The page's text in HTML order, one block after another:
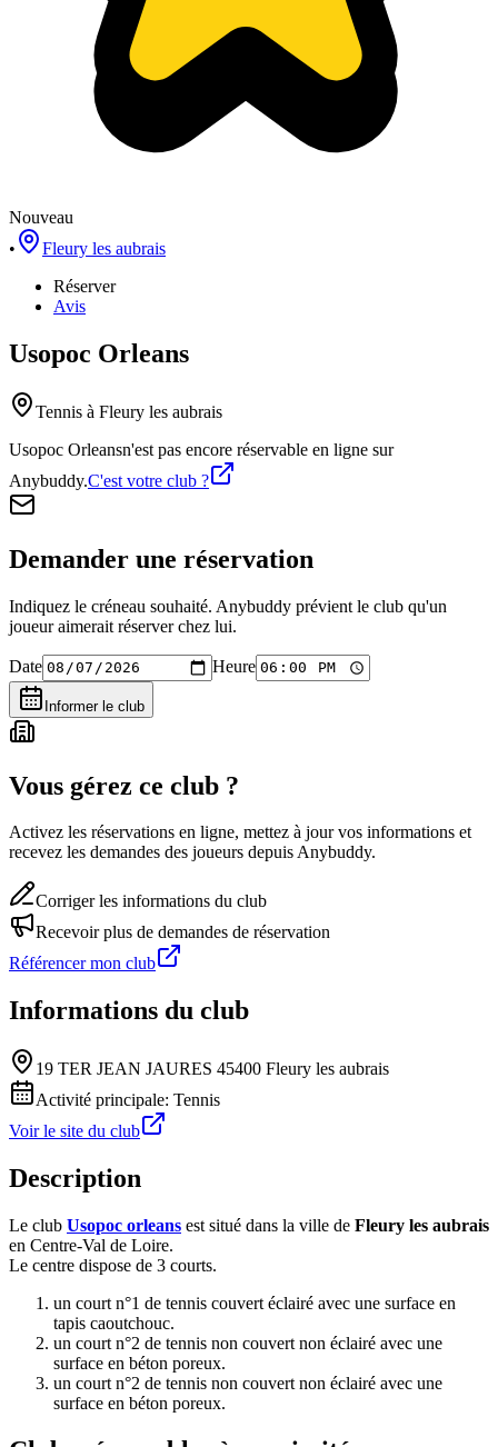
Nouveau
•
Fleury les aubrais
Réserver
Avis
Usopoc Orleans
Tennis à Fleury les aubrais
Usopoc Orleansn'est pas encore réservable en ligne sur
Anybuddy.C'est votre club ?
Demander une réservation
Indiquez le créneau souhaité. Anybuddy prévient le club qu'un
joueur aimerait réserver chez lui.
Date Heure
Informer le club
Vous gérez ce club ?
Activez les réservations en ligne, mettez à jour vos informations et
recevez les demandes des joueurs depuis Anybuddy.
Corriger les informations du club
Recevoir plus de demandes de réservation
Référencer mon club
Informations du club
19 TER JEAN JAURES 45400 Fleury les aubrais
Activité principale: Tennis
Voir le site du club
Description
Le club Usopoc orleans est situé dans la ville de Fleury les aubrais
en Centre-Val de Loire.
Le centre dispose de 3 courts.
un court n°1 de tennis couvert éclairé avec une surface en
tapis caoutchouc.
un court n°2 de tennis non couvert non éclairé avec une
surface en béton poreux.
un court n°2 de tennis non couvert non éclairé avec une
surface en béton poreux.